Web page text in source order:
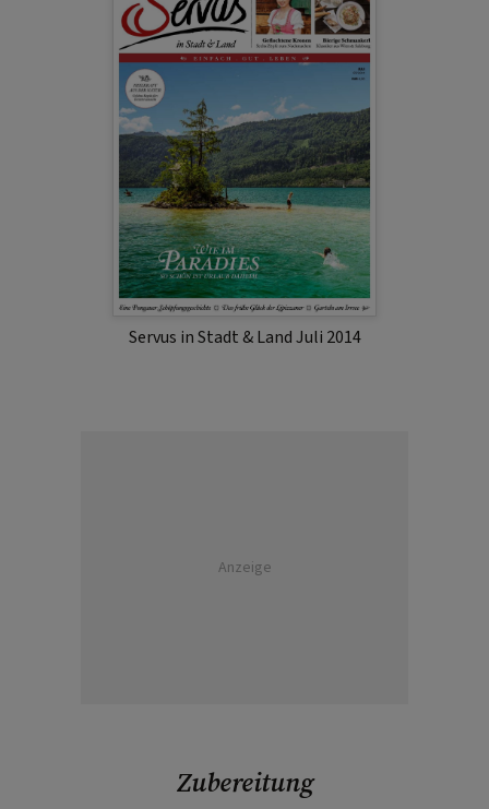
Servus in Stadt & Land Juli 2014
Anzeige
Zubereitung